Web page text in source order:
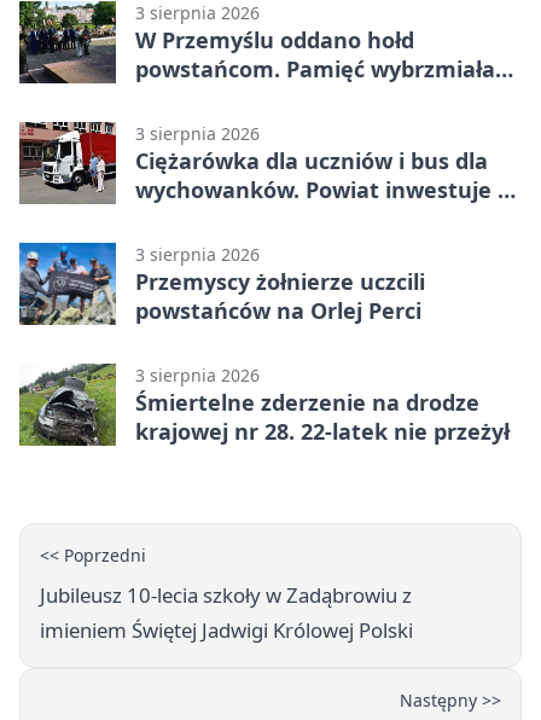
3 sierpnia 2026
W Przemyślu oddano hołd
powstańcom. Pamięć wybrzmiała
3 sierpnia 2026
Ciężarówka dla uczniów i bus dla
wychowanków. Powiat inwestuje w
3 sierpnia 2026
Przemyscy żołnierze uczcili
powstańców na Orlej Perci
3 sierpnia 2026
Śmiertelne zderzenie na drodze
krajowej nr 28. 22-latek nie przeżył
<< Poprzedni
Jubileusz 10-lecia szkoły w Zadąbrowiu z
imieniem Świętej Jadwigi Królowej Polski
Następny >>